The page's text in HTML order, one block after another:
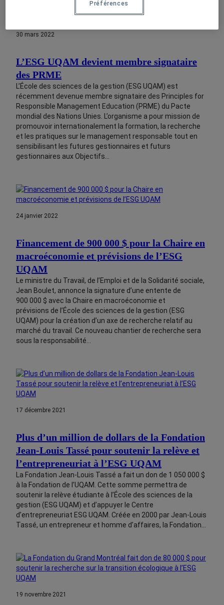
30 mars 2022
L’ESG UQAM devient membre signataire
des PRME
L’École des sciences de la gestion (ESG UQAM) est
récemment devenue membre signataire des Principles for
Responsible Management Education (PRME) du Pacte
mondial des Nations Unies. L’organisme a pour mission de
promouvoir internationalement la formation, la recherche
et les pratiques sur le management responsable tout en
sensibilisant les futures gestionnaires et futurs
gestionnaires aux Objectifs…
24 janvier 2022
Financement de 900 000 $ pour la Chaire en
macroéconomie et prévisions de l’ESG
UQAM
Le ministre du Travail, de l’Emploi et de la Solidarité sociale,
Jean Boulet, annonce la signature d’une entente de
900 000 $ avec la Chaire en macroéconomie et
prévisions de l’École des sciences de la gestion (ESG
UQAM) pour la création d’un axe de recherche relatif au
marché du travail. Ce nouveau chantier de recherche sera
sous la responsabilité…
17 décembre 2021
Plus d’un million de dollars de la Fondation
Jean-Louis Tassé pour soutenir la relève et
l’entrepreneuriat à l’ESG UQAM
La Fondation Jean-Louis Tassé a fait un don de 1 050 000 $
à la Fondation de l’UQAM. Cette somme permettra de
soutenir la relève étudiante à l’École des sciences de la
gestion (ESG UQAM) et d’appuyer le Centre
d’entrepreneuriat ESG UQAM. Créée en 2000 par Jean-Louis
Tassé, un entrepreneur et homme d’affaires, la Fondation…
19 novembre 2021
Préférences